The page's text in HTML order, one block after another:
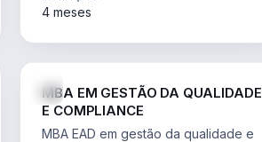
4 meses
MBA EM GESTÃO DA QUALIDADE
E COMPLIANCE
MBA EAD em gestão da qualidade e